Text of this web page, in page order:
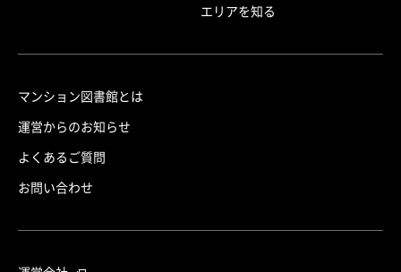
エリアを知る
マンション図書館とは
運営からのお知らせ
よくあるご質問
お問い合わせ